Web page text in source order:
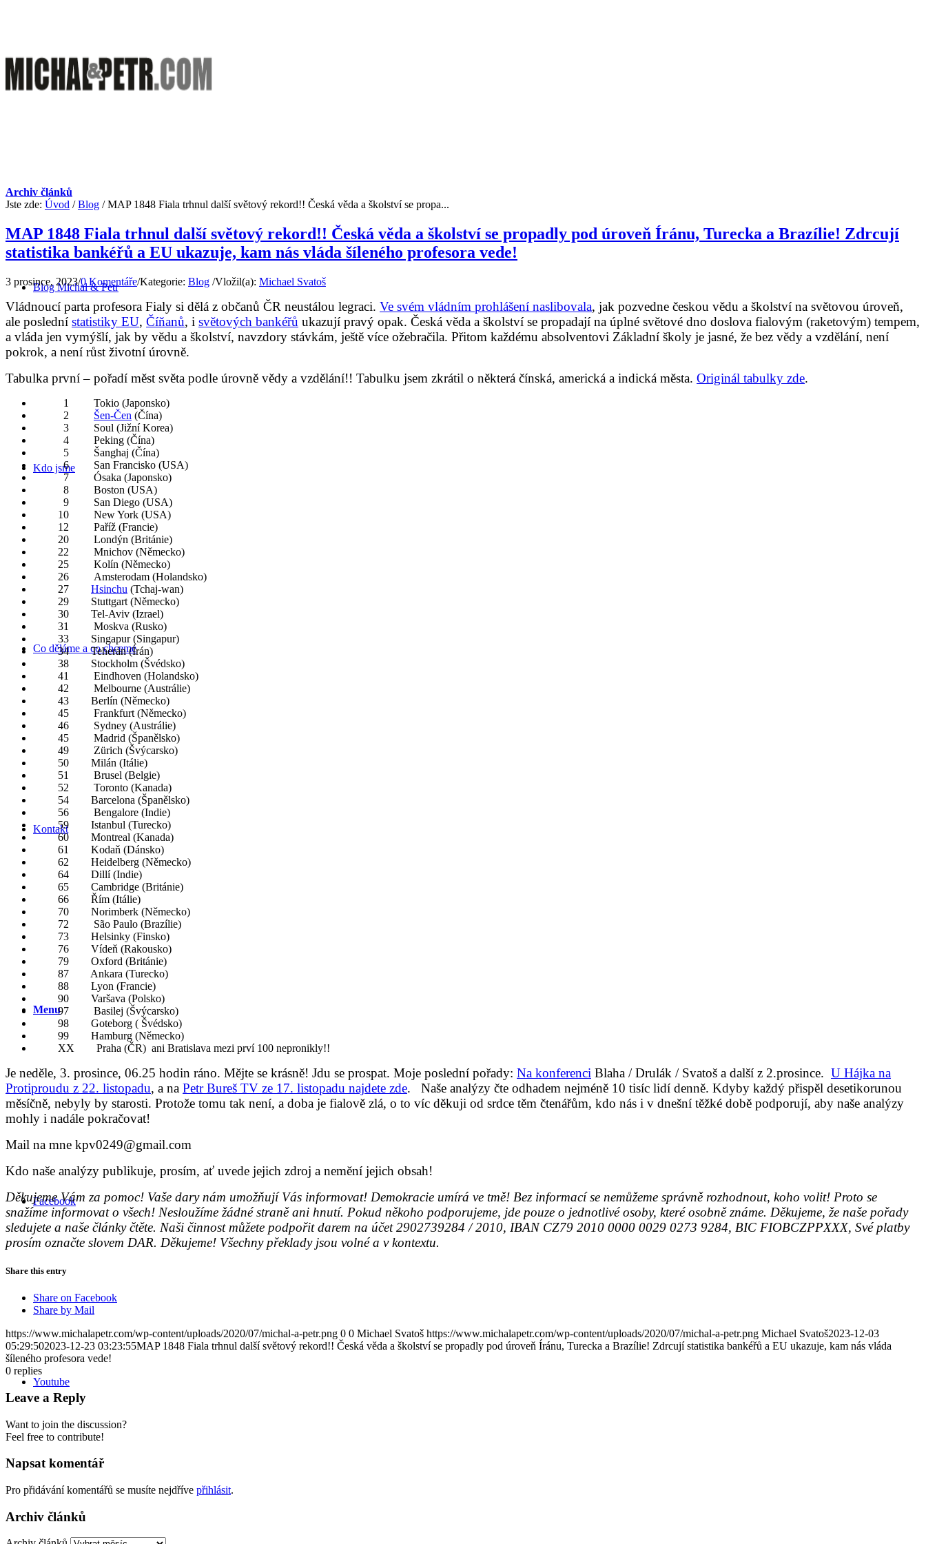
Blog Michal & Petr
Kdo jsme
Co děláme a co chceme
Kontakt
Menu
Facebook
Youtube
Archiv článků
Jste zde: Úvod / Blog / MAP 1848 Fiala trhnul další světový rekord!! Česká věda a školství se propa...
MAP 1848 Fiala trhnul další světový rekord!! Česká věda a školství se propadly pod úroveň Íránu, Turecka a Brazílie! Zdrcují
statistika bankéřů a EU ukazuje, kam nás vláda šíleného profesora vede!
3 prosince, 2023/0 Komentáře/Kategorie: Blog /Vložil(a): Michael Svatoš
Vládnoucí parta profesora Fialy si dělá z občanů ČR neustálou legraci. Ve svém vládním prohlášení naslibovala, jak pozvedne českou vědu a školství na světovou úroveň,
ale poslední statistiky EU, Číňanů, i světových bankéřů ukazují pravý opak. Česká věda a školství se propadají na úplné světové dno doslova fialovým (raketovým) tempem,
a vláda jen vymýšlí, jak by vědu a školství, navzdory stávkám, ještě více ožebračila. Přitom každému absolventovi Základní školy je jasné, že bez vědy a vzdělání, není
pokrok, a není růst životní úrovně.
Tabulka první – pořadí měst světa podle úrovně vědy a vzdělání!! Tabulku jsem zkrátil o některá čínská, americká a indická města. Originál tabulky zde.
1 Tokio (Japonsko)
2 Šen-Čen (Čína)
3 Soul (Jižní Korea)
4 Peking (Čína)
5 Šanghaj (Čína)
6 San Francisko (USA)
7 Ósaka (Japonsko)
8 Boston (USA)
9 San Diego (USA)
10 New York (USA)
12 Paříž (Francie)
20 Londýn (Británie)
22 Mnichov (Německo)
25 Kolín (Německo)
26 Amsterodam (Holandsko)
27 Hsinchu (Tchaj-wan)
29 Stuttgart (Německo)
30 Tel-Aviv (Izrael)
31 Moskva (Rusko)
33 Singapur (Singapur)
34 Teherán (Írán)
38 Stockholm (Švédsko)
41 Eindhoven (Holandsko)
42 Melbourne (Austrálie)
43 Berlín (Německo)
45 Frankfurt (Německo)
46 Sydney (Austrálie)
45 Madrid (Španělsko)
49 Zürich (Švýcarsko)
50 Milán (Itálie)
51 Brusel (Belgie)
52 Toronto (Kanada)
54 Barcelona (Španělsko)
56 Bengalore (Indie)
59 Istanbul (Turecko)
60 Montreal (Kanada)
61 Kodaň (Dánsko)
62 Heidelberg (Německo)
64 Dillí (Indie)
65 Cambridge (Británie)
66 Řím (Itálie)
70 Norimberk (Německo)
72 São Paulo (Brazílie)
73 Helsinky (Finsko)
76 Vídeň (Rakousko)
79 Oxford (Británie)
87 Ankara (Turecko)
88 Lyon (Francie)
90 Varšava (Polsko)
97 Basilej (Švýcarsko)
98 Goteborg ( Švédsko)
99 Hamburg (Německo)
XX Praha (ČR) ani Bratislava mezi prví 100 nepronikly!!
Je neděle, 3. prosince, 06.25 hodin ráno. Mějte se krásně! Jdu se prospat. Moje poslední pořady: Na konferenci Blaha / Drulák / Svatoš a další z 2.prosince. U Hájka na
Protiproudu z 22. listopadu, a na Petr Bureš TV ze 17. listopadu najdete zde. Naše analýzy čte odhadem nejméně 10 tisíc lidí denně. Kdyby každý přispěl desetikorunou
měsíčně, nebyly by starosti. Protože tomu tak není, a doba je fialově zlá, o to víc děkuji od srdce těm čtenářům, kdo nás i v dnešní těžké době podporují, aby naše analýzy
mohly i nadále pokračovat!
Mail na mne kpv0249@gmail.com
Kdo naše analýzy publikuje, prosím, ať uvede jejich zdroj a nemění jejich obsah!
Děkujeme Vám za pomoc! Vaše dary nám umožňují Vás informovat! Demokracie umírá ve tmě! Bez informací se nemůžeme správně rozhodnout, koho volit! Proto se
snažíme informovat o všech! Nesloužíme žádné straně ani hnutí. Pokud někoho podporujeme, jde pouze o jednotlivé osoby, které osobně známe. Děkujeme, že naše pořady
sledujete a naše články čtěte. Naši činnost můžete podpořit darem na účet 2902739284 / 2010, IBAN CZ79 2010 0000 0029 0273 9284, BIC FIOBCZPPXXX, Své platby
prosím označte slovem DAR. Děkujeme! Všechny překlady jsou volné a v kontextu.
Share this entry
Share on Facebook
Share by Mail
https://www.michalapetr.com/wp-content/uploads/2020/07/michal-a-petr.png 0 0 Michael Svatoš https://www.michalapetr.com/wp-content/uploads/2020/07/michal-a-petr.png Michael Svatoš2023-12-03
05:29:502023-12-23 03:23:55MAP 1848 Fiala trhnul další světový rekord!! Česká věda a školství se propadly pod úroveň Íránu, Turecka a Brazílie! Zdrcují statistika bankéřů a EU ukazuje, kam nás vláda
šíleného profesora vede!
0 replies
Leave a Reply
Want to join the discussion?
Feel free to contribute!
Napsat komentář
Pro přidávání komentářů se musíte nejdříve přihlásit.
Archiv článků